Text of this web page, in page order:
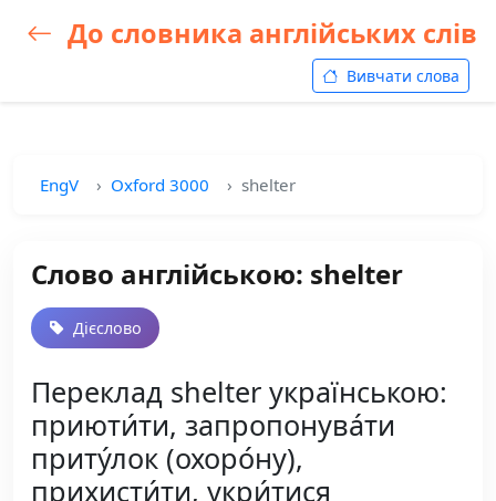
До словника англійських слів
Вивчати слова
EngV Oxford 3000 shelter
Слово англійською: shelter
Дієслово
Переклад shelter українською:
приюти́ти, запропонува́ти
приту́лок (охоро́ну),
прихисти́ти, укри́тися